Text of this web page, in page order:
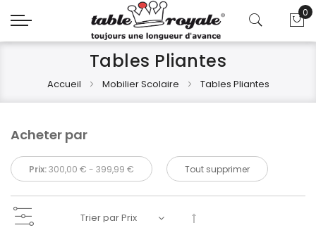
0
Tables Pliantes
Accueil Mobilier Scolaire Tables Pliantes
Acheter par
Prix:300,00 € - 399,99 € Tout supprimer